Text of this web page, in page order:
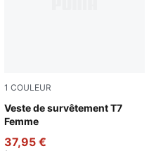
1 COULEUR
Veste de survêtement T7
Femme
Puma Black
37,95 €